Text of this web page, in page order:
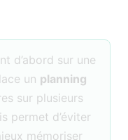
d’abord sur une
un planning
sur plusieurs
permet d’éviter
mémoriser